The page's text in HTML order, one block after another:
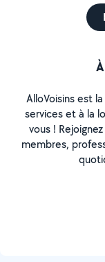
AlloVoisins est
services et à la
vous !
membres,